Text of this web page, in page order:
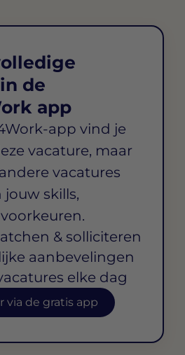
de
app
app vind je
vacature, maar
vacatures
jouw skills,
& solliciteren
aanbevelingen
elke dag
via de gratis app